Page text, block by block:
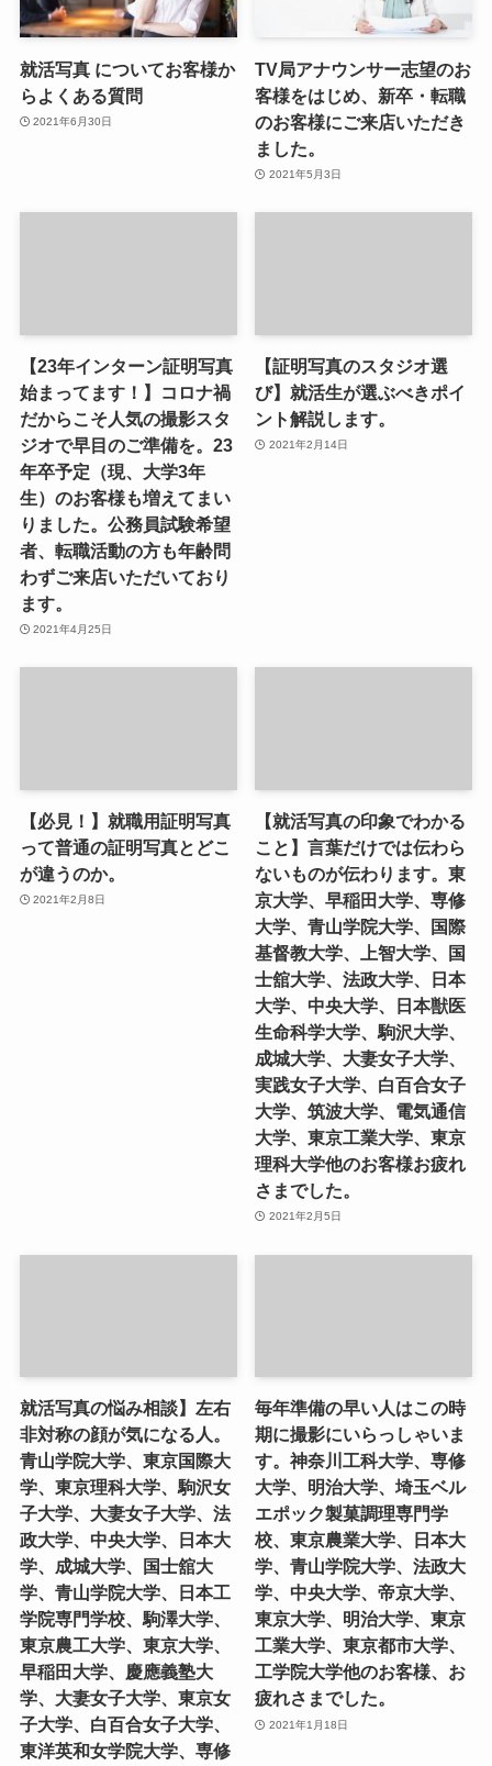
就活写真 についてお客様か
らよくある質問
2021年6月30日
TV局アナウンサー志望のお
客様をはじめ、新卒・転職
のお客様にご来店いただき
ました。
2021年5月3日
【23年インターン証明写真
始まってます！】コロナ禍
だからこそ人気の撮影スタ
ジオで早目のご準備を。23
年卒予定（現、大学3年
生）のお客様も増えてまい
りました。公務員試験希望
者、転職活動の方も年齢問
わずご来店いただいており
ます。
2021年4月25日
【証明写真のスタジオ選
び】就活生が選ぶべきポイ
ント解説します。
2021年2月14日
【必見！】就職用証明写真
って普通の証明写真とどこ
が違うのか。
2021年2月8日
【就活写真の印象でわかる
こと】言葉だけでは伝わら
ないものが伝わります。東
京大学、早稲田大学、専修
大学、青山学院大学、国際
基督教大学、上智大学、国
士舘大学、法政大学、日本
大学、中央大学、日本獣医
生命科学大学、駒沢大学、
成城大学、大妻女子大学、
実践女子大学、白百合女子
大学、筑波大学、電気通信
大学、東京工業大学、東京
理科大学他のお客様お疲れ
さまでした。
2021年2月5日
就活写真の悩み相談】左右
非対称の顔が気になる人。
青山学院大学、東京国際大
学、東京理科大学、駒沢女
子大学、大妻女子大学、法
政大学、中央大学、日本大
学、成城大学、国士舘大
学、青山学院大学、日本工
学院専門学校、駒澤大学、
東京農工大学、東京大学、
早稲田大学、慶應義塾大
学、大妻女子大学、東京女
子大学、白百合女子大学、
東洋英和女学院大学、専修
毎年準備の早い人はこの時
期に撮影にいらっしゃいま
す。神奈川工科大学、専修
大学、明治大学、埼玉ベル
エポック製菓調理専門学
校、東京農業大学、日本大
学、青山学院大学、法政大
学、中央大学、帝京大学、
東京大学、明治大学、東京
工業大学、東京都市大学、
工学院大学他のお客様、お
疲れさまでした。
2021年1月18日